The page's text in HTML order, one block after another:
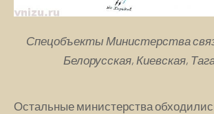
Спецобъекты Министерства
Белорусская, Киевская,
Остальные министерства